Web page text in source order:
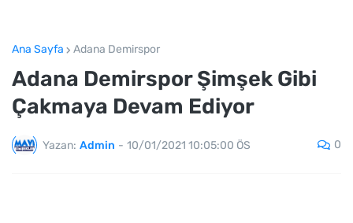
Ana Sayfa Adana Demirspor
Adana Demirspor Şimşek Gibi
Çakmaya Devam Ediyor
Yazan: Admin - 10/01/2021 10:05:00 ÖS 0